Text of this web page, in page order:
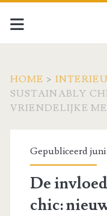
HOME >
SUSTAINABLY
VRIENDELIJKE
Gepubliceerd
De
chic: